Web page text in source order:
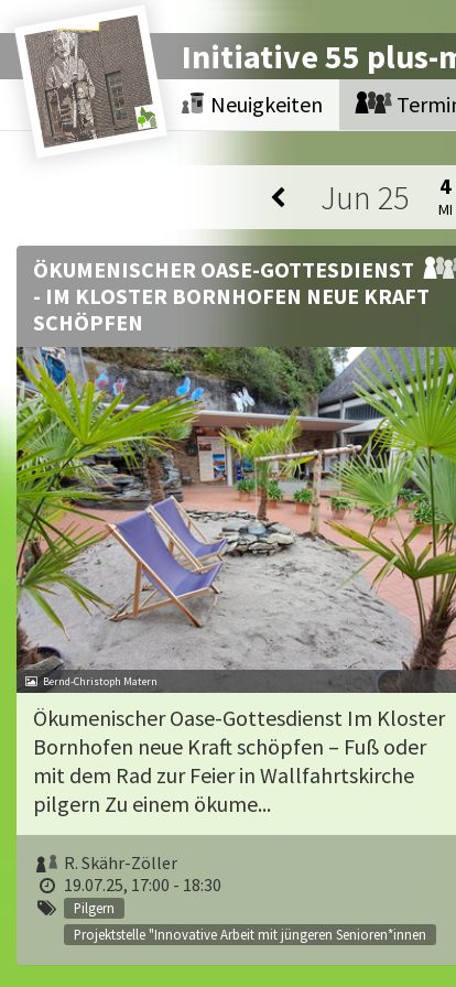
Initiative 55 plus-
Neuigkeiten
Jun 25 4
MI
ÖKUMENISCHER OASE-GOTTESDIENST
- IM KLOSTER BORNHOFEN NEUE KRAFT
SCHÖPFEN
Bernd-Christoph Matern
Ökumenischer Oase-Gottesdienst Im Kloster
Bornhofen neue Kraft schöpfen – Fuß oder
mit dem Rad zur Feier in Wallfahrtskirche
pilgern Zu einem ökume...
R. Skähr-Zöller
19.07.25, 17:00 - 18:30
Pilgern
Projektstelle "Innovative Arbeit mit jüngeren Senioren*innen